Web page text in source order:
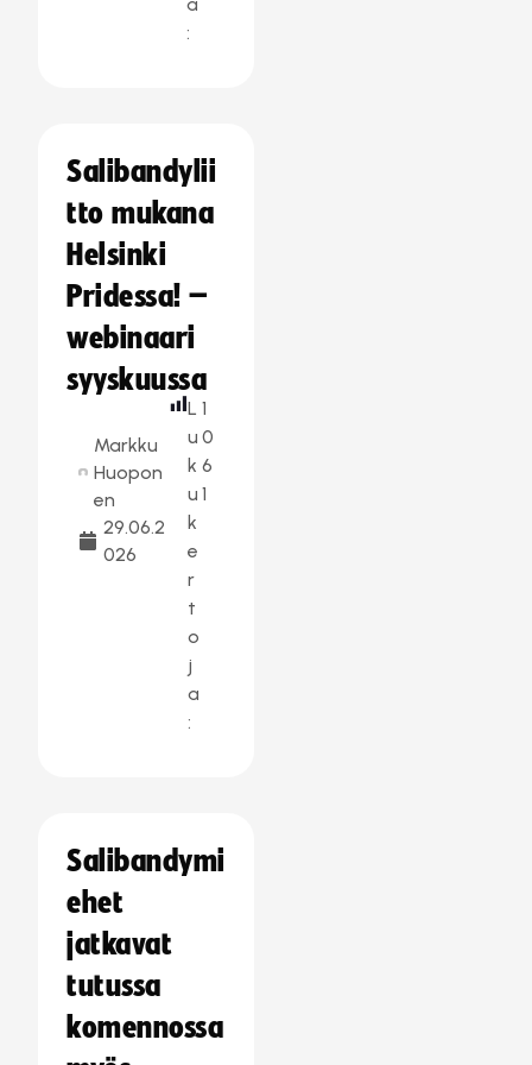
:
Salibandylii
tto mukana
Helsinki
Pridessa! –
webinaari
syyskuussa
Markku
Huopon
en
29.06.2
026
L
u
k
u
k
e
r
t
o
j
a
:
1
0
6
1
Salibandymi
ehet
jatkavat
tutussa
komennossa